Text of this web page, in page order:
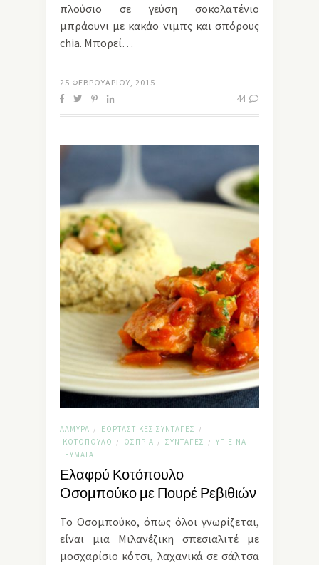
πλούσιο σε γεύση σοκολατένιο
μπράουνι με κακάο νιμπς και σπόρους
chia. Μπορεί…
25 ΦΕΒΡΟΥΑΡΊΟΥ, 2015
44
ΑΛΜΥΡΆ / ΕΟΡΤΑΣΤΙΚΈΣ ΣΥΝΤΑΓΈΣ /
ΚΟΤΌΠΟΥΛΟ / ΌΣΠΡΙΑ / ΣΥΝΤΑΓΈΣ /
ΥΓΙΕΙΝΆ
ΓΕΎΜΑΤΑ
Ελαφρύ Κοτόπουλο
Οσομπούκο με Πουρέ Ρεβιθιών
Το Οσομπούκο, όπως όλοι γνωρίζεται,
είναι μια Μιλανέζικη σπεσιαλιτέ με
μοσχαρίσιο κότσι, λαχανικά σε σάλτσα